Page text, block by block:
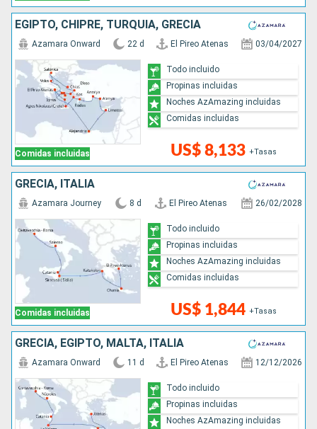
EGIPTO, CHIPRE, TURQUÍA, GRECIA
Comidas incluidas
Azamara Onward 22 d El Pireo Atenas 03/04/2027
US$ 8,133 +Tasas
Todo incluido
Propinas incluidas
Noches AzAmazing incluidas
Comidas incluidas
GRECIA, ITALIA
Comidas incluidas
Azamara Journey 8 d El Pireo Atenas 26/02/2028
US$ 1,844 +Tasas
Todo incluido
Propinas incluidas
Noches AzAmazing incluidas
Comidas incluidas
GRECIA, EGIPTO, MALTA, ITALIA
Azamara Onward 11 d El Pireo Atenas 12/12/2026
Todo incluido
Propinas incluidas
Noches AzAmazing incluidas